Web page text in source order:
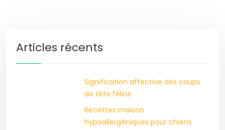
Articles récents
Signification affective des coups
de tête félins
Recettes maison
hypoallergéniques pour chiens